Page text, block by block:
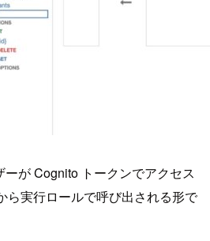
が Cognito トークンでアクセス
ら実行ロールで呼び出される形で